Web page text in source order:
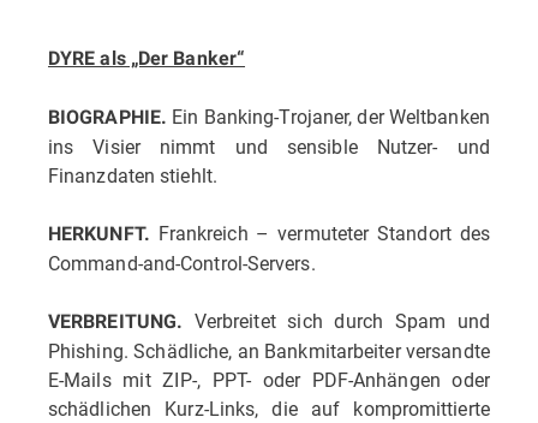
DYRE als „Der Banker“
BIOGRAPHIE. Ein Banking-Trojaner, der Weltbanken
ins Visier nimmt und sensible Nutzer- und
Finanzdaten stiehlt.
HERKUNFT. Frankreich – vermuteter Standort des
Command-and-Control-Servers.
VERBREITUNG. Verbreitet sich durch Spam und
Phishing. Schädliche, an Bankmitarbeiter versandte
E-Mails mit ZIP-, PPT- oder PDF-Anhängen oder
schädlichen Kurz-Links, die auf kompromittierte